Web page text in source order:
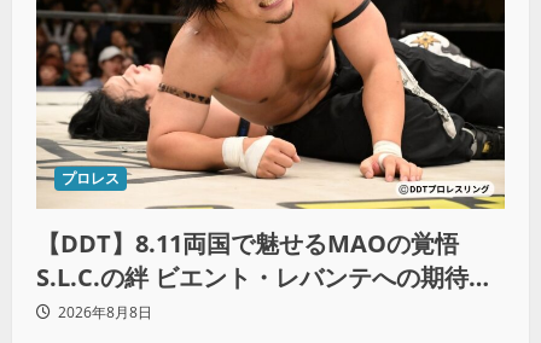
プロレス
【DDT】8.11両国で魅せるMAOの覚悟
S.L.C.の絆 ビエント・レバンテへの期待
「見逃し三振は許さない」
2026年8月8日